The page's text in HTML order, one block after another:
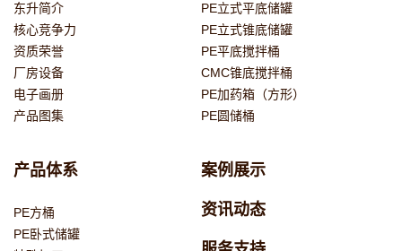
东升简介
核心竞争力
资质荣誉
厂房设备
电子画册
产品图集
PE立式平底储罐
PE立式锥底储罐
PE平底搅拌桶
CMC锥底搅拌桶
PE加药箱（方形）
PE圆储桶
产品体系
PE方桶
PE卧式储罐
案例展示
资讯动态